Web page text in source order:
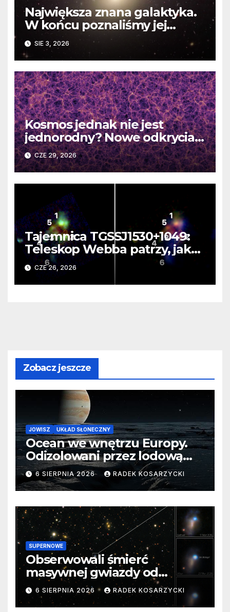
Największa znana galaktyka.
W końcu poznaliśmy jej
faktyczne wymiary
SIE 3, 2026
Kosmos jednak nie jest
jednorodny? Nowe odkrycia
DESI burzą fundamentalne
zasady kosmologii
CZE 29, 2026
Tajemnica TGSSJ1530+1049:
Teleskop Webba patrzy, jak
rodzi się supergalaktyka i
monstrualna czarna dziura
CZE 26, 2026
Zobacz jeszcze
JOWISZ UKŁAD SŁONECZNY
Ocean we wnętrzu Europy.
Odizolowani przez lodową
barierę
6 SIERPNIA 2026 RADEK KOSARZYCKI
SUPERNOWE
Obserwowali śmierć
masywnej gwiazdy od
samego początku. Niezwykle
cenne dane
6 SIERPNIA 2026 RADEK KOSARZYCKI